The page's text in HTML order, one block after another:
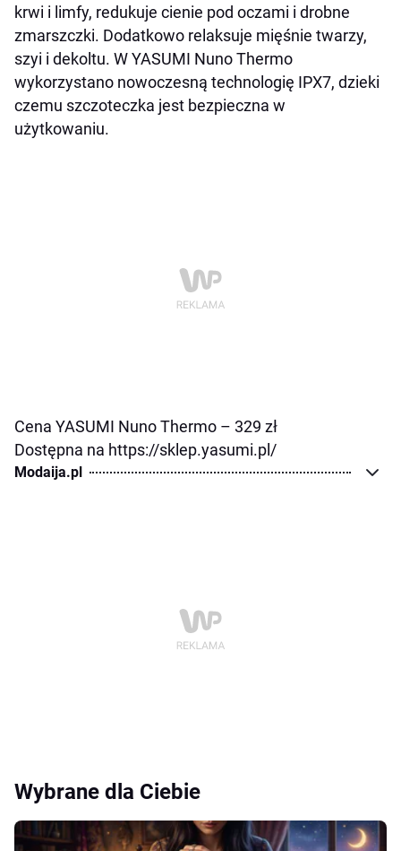
krwi i limfy, redukuje cienie pod oczami i drobne
zmarszczki. Dodatkowo relaksuje mięśnie twarzy,
szyi i dekoltu. W YASUMI Nuno Thermo
wykorzystano nowoczesną technologię IPX7, dzieki
czemu szczoteczka jest bezpieczna w
użytkowaniu.
Cena YASUMI Nuno Thermo – 329 zł
Dostępna na https://sklep.yasumi.pl/
Modaija.pl
Wybrane dla Ciebie